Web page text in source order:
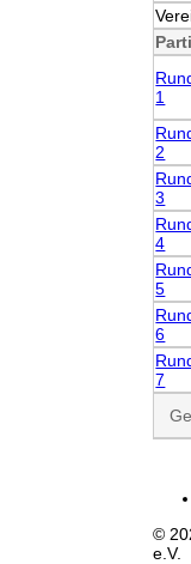
1
2
3
4
5
6
7
©
e.V.